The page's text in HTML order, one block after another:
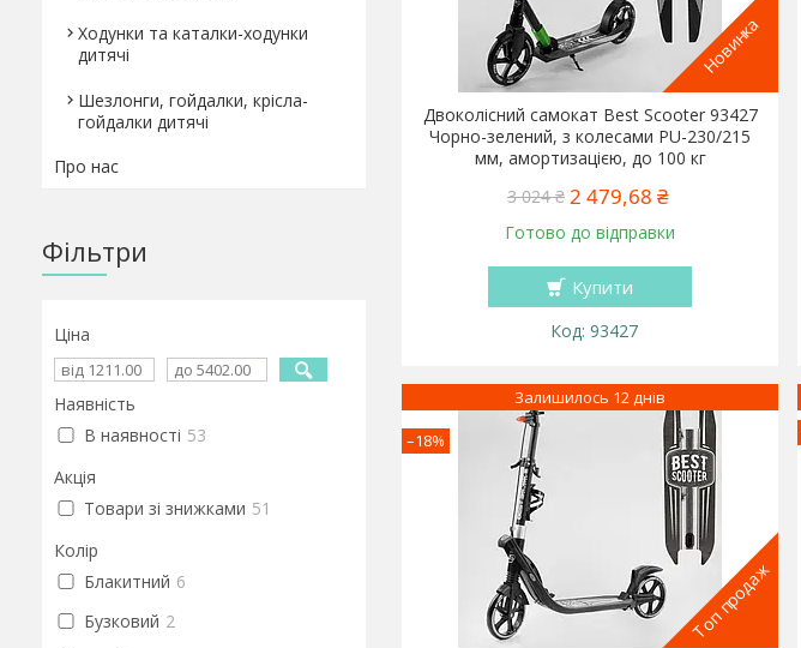
Новинка
Двоколісний самокат Best Scooter 93427
Чорно-зелений, з колесами PU-230/215
мм, амортизацією, до 100 кг
3 024 ₴ 2 479,68 ₴
Готово до відправки
Купити
93427
Топ продаж
–18%
Залишилось 12 днів
Ходунки та каталки-ходунки
дитячі
Шезлонги, гойдалки, крісла-
гойдалки дитячі
Про нас
Фільтри
Ціна
Наявність
В наявності 53
Акція
Товари зі знижками 51
Колір
Блакитний 6
Бузковий 2